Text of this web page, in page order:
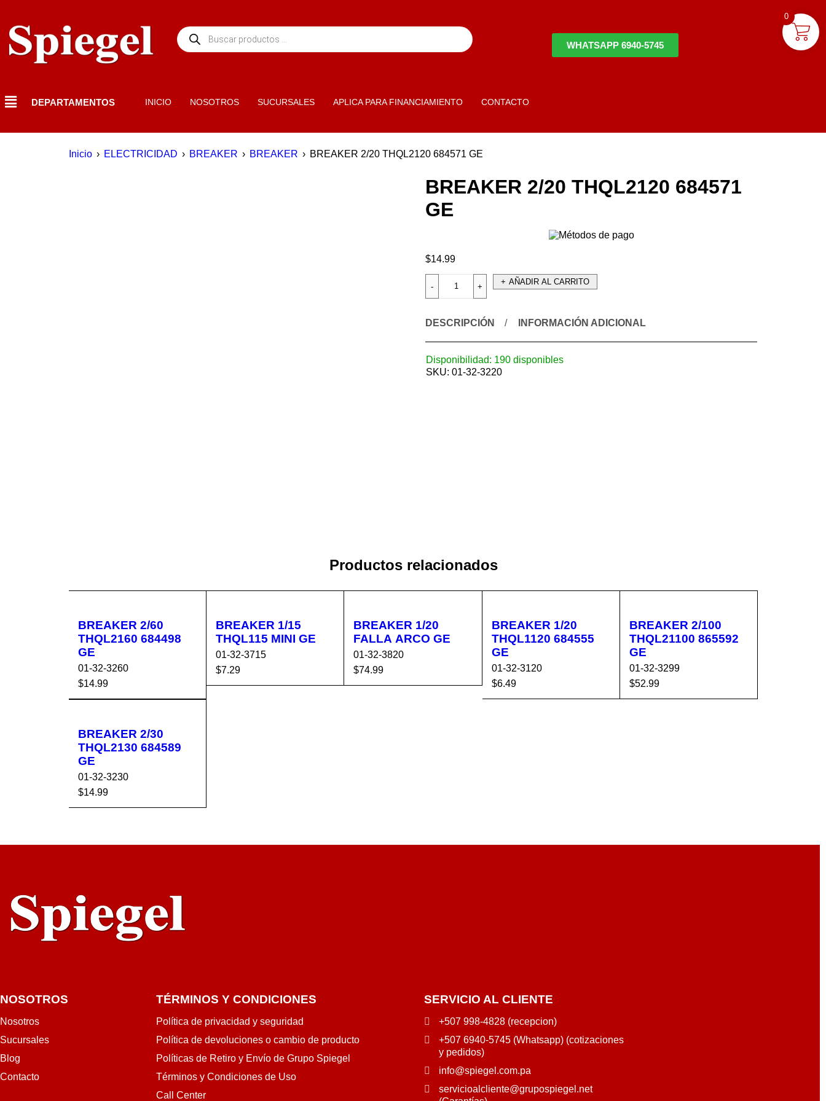
WHATSAPP 6940-5745
DEPARTAMENTOS INICIO NOSOTROS SUCURSALES APLICA PARA FINANCIAMIENTO CONTACTO
Inicio › ELECTRICIDAD › BREAKER › BREAKER › BREAKER 2/20 THQL2120 684571 GE
BREAKER 2/20 THQL2120 684571
GE
$14.99
AÑADIR AL CARRITO
DESCRIPCIÓN INFORMACIÓN ADICIONAL
Disponibilidad: 190 disponibles
SKU: 01-32-3220
Productos relacionados
BREAKER 2/60
THQL2160 684498
GE
01-32-3260
$14.99
AÑADIR AL CA
VISTA
BREAKER 1/15
THQL115 MINI GE
01-32-3715
$7.29
AÑADIR AL CA
VISTA
BREAKER 1/20
FALLA ARCO GE
01-32-3820
$74.99
AÑADIR AL CA
VISTA
BREAKER 1/20
THQL1120 684555
GE
01-32-3120
$6.49
AÑADIR AL CA
VISTA
BREAKER 2/100
THQL21100 865592
GE
01-32-3299
$52.99
AÑADIR AL CA
VISTA
BREAKER 2/30
THQL2130 684589
GE
01-32-3230
$14.99
AÑADIR AL CA
VISTA
NOSOTROS
Nosotros
Sucursales
Blog
Contacto
TÉRMINOS Y CONDICIONES
Política de privacidad y seguridad
Política de devoluciones o cambio de producto
Políticas de Retiro y Envío de Grupo Spiegel
Términos y Condiciones de Uso
Call Center
SERVICIO AL CLIENTE
+507 998-4828 (recepcion)
+507 6940-5745 (Whatsapp) (cotizaciones
y pedidos)
info@spiegel.com.pa
servicioalcliente@grupospiegel.net
0